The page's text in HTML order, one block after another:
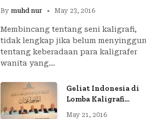
By muhd nur May 23, 2016
Membincang tentang seni kaligrafi,
tidak lengkap jika belum
tentang keberadaan para kaligrafer
wanita yang…
Geliat Indonesia di
Lomba Kaligrafi
May 21, 2016